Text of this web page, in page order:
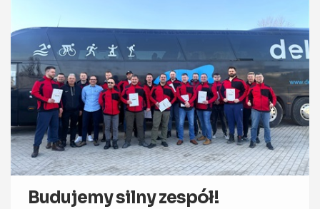
Budujemy silny zespół!